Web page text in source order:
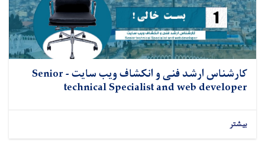
کارشناس ارشد فنی و انکشاف ویب سایت - Senior
technical Specialist and web developer
بیشتر